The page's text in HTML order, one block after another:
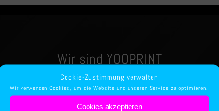
Cookie-Zustimmung verwalten
Wir verwenden Cookies, um die Website und unseren Service zu optimieren.
Cookies akzeptieren
Wir sind YOOPRINT